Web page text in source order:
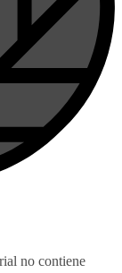
no contiene